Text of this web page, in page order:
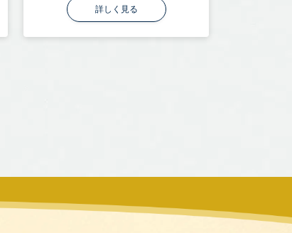
詳しく見る